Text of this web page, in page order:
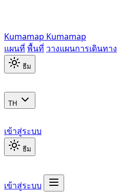
Kumamap Kumamap
แผนที่ พื้นที่ วางแผนการเดินทาง
ธีม
TH
เข้าสู่ระบบ
ธีม
เข้าสู่ระบบ